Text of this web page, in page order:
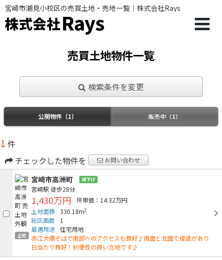
宮崎市潮見小校区の売買土地・売地一覧｜株式会社Rays
売買土地物件一覧
検索条件を変更
公開物件（1） 販売中（1）
1 件
チェックした物件を
お問い合わせ
土地
宮崎市高洲町 値下げ
宮崎駅 徒歩28分
1,430万円
坪単価：14.32万円
土地面積
330.18m2
総区画数
1
最適用途 住宅用地
赤江大橋そばで南部へのアクセスも良好♪南面と北面で接道があり
日当たり良好！利便性の良い立地です♪